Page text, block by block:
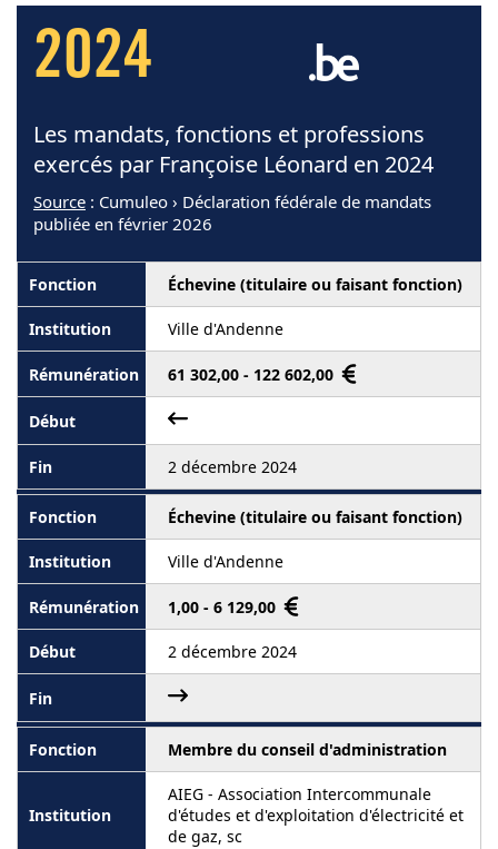
2024
Les mandats, fonctions et professions
exercés par Françoise Léonard en 2024
Source : Cumuleo › Déclaration fédérale de mandats
publiée en février 2026
Échevine (titulaire ou faisant fonction)
Ville d'Andenne
61 302,00 - 122 602,00
2 décembre 2024
Échevine (titulaire ou faisant fonction)
Ville d'Andenne
1,00 - 6 129,00
2 décembre 2024
Membre du conseil d'administration
AIEG - Association Intercommunale
d'études et d'exploitation d'électricité et
de gaz, sc